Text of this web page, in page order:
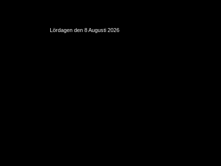
Lördagen den 8 Augusti 2026